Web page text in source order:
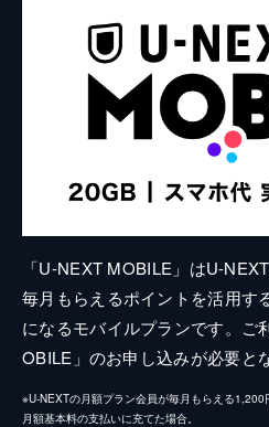
「U-NEXT MOBILE」はU-
毎月もらえるポイントを活用す
になるモバイルプランです。ご
OBILE」のお申し込みが必要と
※U-NEXTの月額プラン会員が毎月もらえる
月額基本料の支払いに充てた場合。